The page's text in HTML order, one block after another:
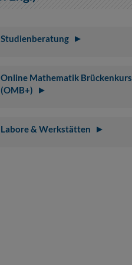
Studienberatung
Online Mathematik Brückenkurs
(OMB+)
Labore & Werkstätten